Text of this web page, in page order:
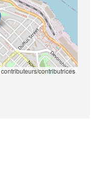
contributeurs/contributrices